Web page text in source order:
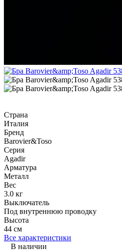
Страна
Италия
Бренд
Barovier&Toso
Серия
Agadir
Арматура
Металл
Вес
3.0 кг
Выключатель
Под внутреннюю проводку
Высота
44 см
Все характеристики
В наличии